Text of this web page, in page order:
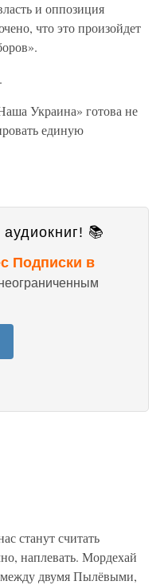
и оппозиция
что это произойдет
Украина» готова не
единую
📚
Подписки в
станут считать
наплевать. Мордехай
двумя Пылёвыми,